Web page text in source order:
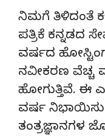
ನಿಮಗೆ ತಿಳಿದಂತೆ
ಪತ್ರಿಕೆ ಕನ್ನಡದ
ವರ್ಷದ
ನವೀಕರಣ ವೆಚ್ಚ
ಹೋಗುತ್ತಿವೆ. ಈ
ವರ್ಷ
ತಂತ್ರಜ್ಞಾನಗಳ